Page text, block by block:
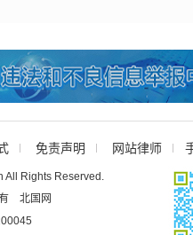
免责声明 网站律师
All Rights Reserved.
有 北国网